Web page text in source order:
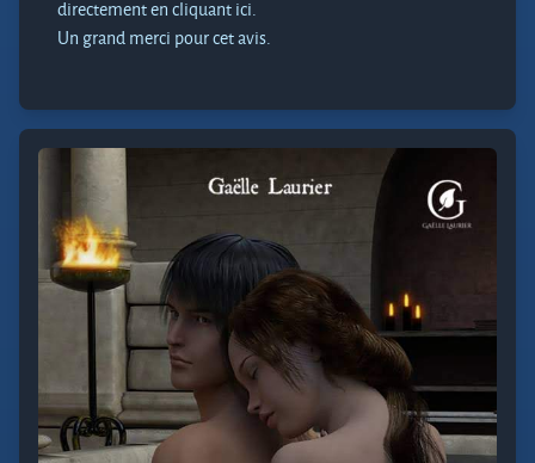
directement en cliquant ici.
Un grand merci pour cet avis.